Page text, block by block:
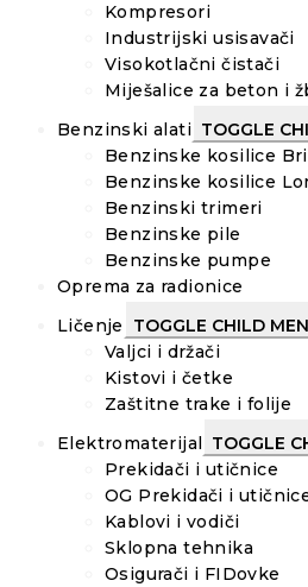
Kompresori
Industrijski usisavači
Visokotlačni čistači
Miješalice za beton i
Benzinski alati TOGGLE
Benzinske kosilice
Benzinske kosilice
Benzinski trimeri
Benzinske pile
Benzinske pumpe
Oprema za radionice
Ličenje
TOGGLE CHILD
Valjci i držači
Kistovi i četke
Zaštitne trake i folije
Elektromaterijal
TOGGLE
Prekidači i utičnice
OG Prekidači i
Kablovi i vodiči
Sklopna tehnika
Osigurači i FIDovke